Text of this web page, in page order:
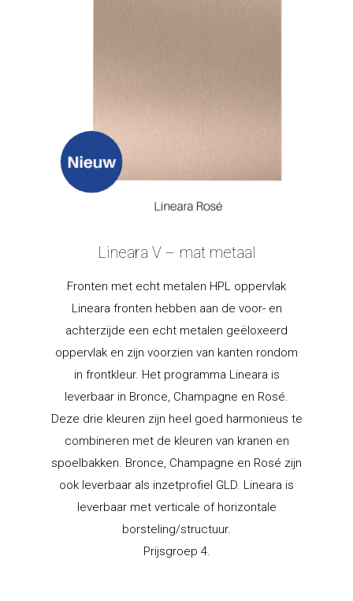
Lineara V – mat metaal
Fronten met echt metalen HPL oppervlak
Lineara fronten hebben aan de voor- en
achterzijde een echt metalen geëloxeerd
oppervlak en zijn voorzien van kanten rondom
in frontkleur. Het programma Lineara is
leverbaar in Bronce, Champagne en Rosé.
Deze drie kleuren zijn heel goed harmonieus te
combineren met de kleuren van kranen en
spoelbakken. Bronce, Champagne en Rosé zijn
ook leverbaar als inzetprofiel GLD. Lineara is
leverbaar met verticale of horizontale
borsteling/structuur.
Prijsgroep 4.